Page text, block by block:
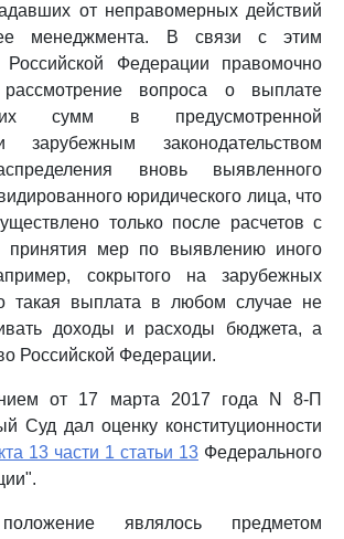
от неправомерных действий
менеджмента. В связи с этим
Российской Федерации правомочно
рассмотрение вопроса о выплате
сумм в предусмотренной
зарубежным законодательством
вновь выявленного
юридического лица, что
только после расчетов с
принятия мер по выявлению иного
сокрытого на зарубежных
такая выплата в любом случае не
доходы и расходы бюджета, а
Российской Федерации.
от 17 марта 2017 года N 8-П
Суд дал оценку конституционности
13 части 1 статьи 13 Федерального
являлось предметом